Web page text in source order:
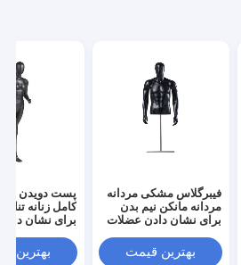
فیبرگلاس مشکی مردانه
مردانه مانکن نیم بدن
برای نشان دادن عضلات
بهترین قیمت
پست دویدن
کامل زنانه
برای نشان
بهترین